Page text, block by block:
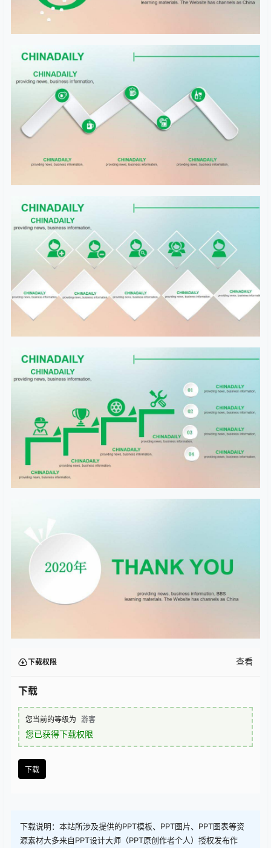
下载权限 查看
下载
您当前的等级为 游客
您已获得下载权限
下载
下载说明：本站所涉及提供的PPT模板、PPT图片、PPT图表等资
源素材大多来自PPT设计大师（PPT原创作者个人）授权发布作